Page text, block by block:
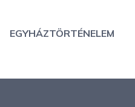
EGYHÁZTÖRTÉNELEM